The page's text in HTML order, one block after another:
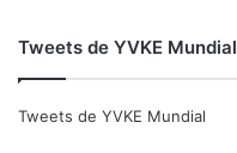
e
t
Tweets de YVKE Mundial
Tweets de YVKE Mundial